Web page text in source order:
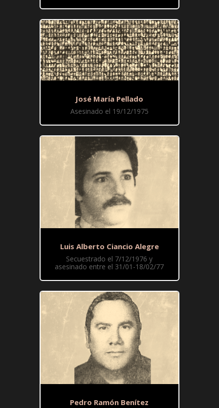
José María Pellado
Asesinado el 19/12/1975
Luis Alberto Ciancio Alegre
Secuestrado el 7/12/1976 y
asesinado entre el 31/01-18/02/77
Pedro Ramón Benítez